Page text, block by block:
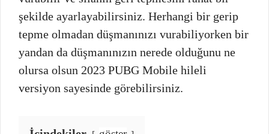
şekilde ayarlayabilirsiniz. Herhangi bir gerip
tepme olmadan düşmanınızı vurabiliyorken bir
yandan da düşmanınızın nerede olduğunu ne
olursa olsun 2023 PUBG Mobile hileli
versiyon sayesinde görebilirsiniz.